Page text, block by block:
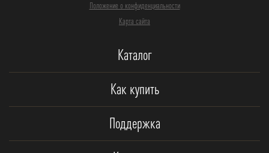
Положение о конфиденциальности
Карта сайта
Каталог
Как купить
Поддержка